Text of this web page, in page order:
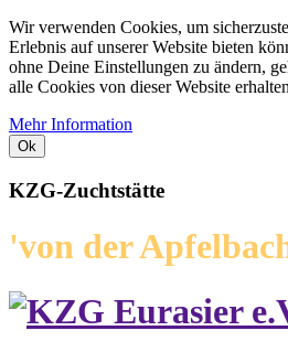
Wir verwenden Cookies, um
Erlebnis auf unserer Website bieten
ohne Deine Einstellungen zu ändern,
alle Cookies von dieser Website
Mehr Information
Ok
KZG-Zuchtstätte
'von der